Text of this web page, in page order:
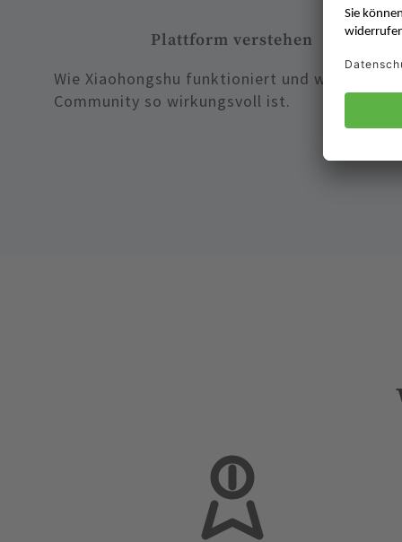
Plattform verstehen
Wie Xiaohongshu funktioniert und warum die
Community so wirkungsvoll ist.